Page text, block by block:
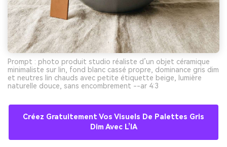
Prompt : photo produit studio réaliste d’un objet céramique
minimaliste sur lin, fond blanc cassé propre, dominance gris dim
et neutres lin chauds avec petite étiquette beige, lumière
naturelle douce, sans encombrement --ar 4:3
Créez Gratuitement Vos Visuels De Palettes Gris
Dim Avec L’IA